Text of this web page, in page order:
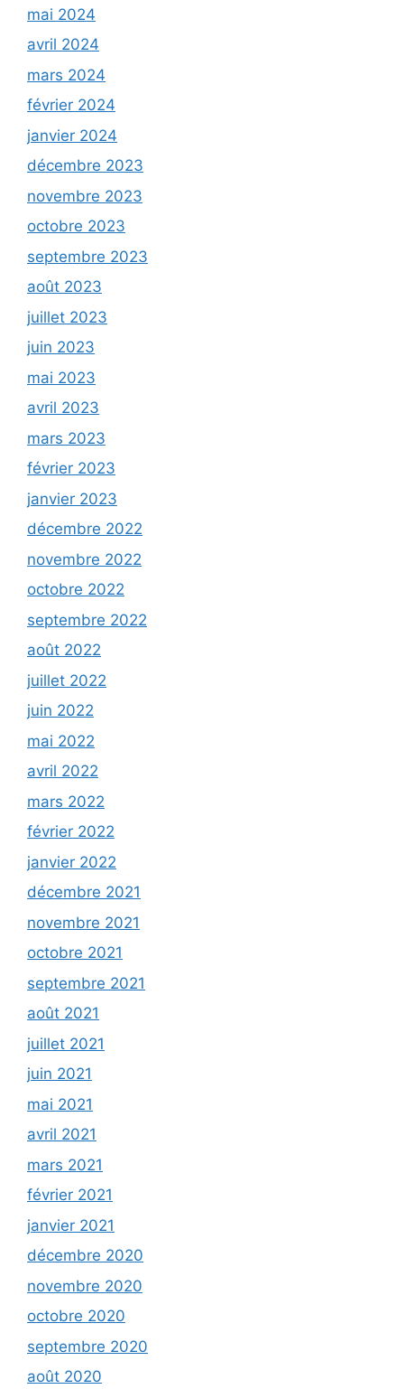
mai 2024
avril 2024
mars 2024
février 2024
janvier 2024
décembre 2023
novembre 2023
octobre 2023
septembre 2023
août 2023
juillet 2023
juin 2023
mai 2023
avril 2023
mars 2023
février 2023
janvier 2023
décembre 2022
novembre 2022
octobre 2022
septembre 2022
août 2022
juillet 2022
juin 2022
mai 2022
avril 2022
mars 2022
février 2022
janvier 2022
décembre 2021
novembre 2021
octobre 2021
septembre 2021
août 2021
juillet 2021
juin 2021
mai 2021
avril 2021
mars 2021
février 2021
janvier 2021
décembre 2020
novembre 2020
octobre 2020
septembre 2020
août 2020